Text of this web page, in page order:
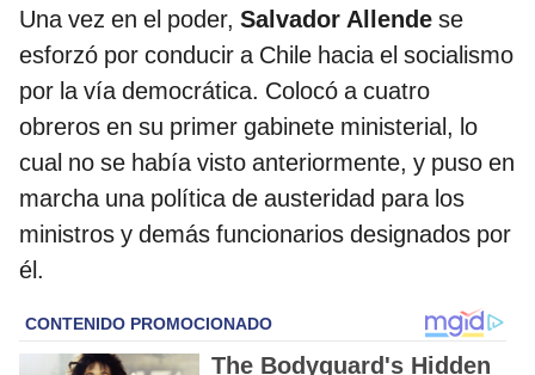
Una vez en el poder, Salvador Allende se
esforzó por conducir a Chile hacia el socialismo
por la vía democrática. Colocó a cuatro
obreros en su primer gabinete ministerial, lo
cual no se había visto anteriormente, y puso en
marcha una política de austeridad para los
ministros y demás funcionarios designados por
él.